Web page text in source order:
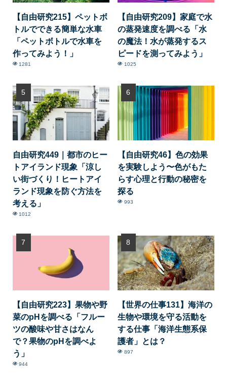
【自由研究215】ペットボ
トルでできる簡単な水車
「ペットボトルで水車を
作ってみよう！」
1281
【自由研究209】家庭で水
の蒸発速度を調べる「水
の魔法！水が蒸発するス
ピードを測ってみよう」
1025
自由研究449｜都市のヒー
トアイランド現象「涼し
い街づくり！ヒートアイ
ランド現象を防ぐ方法を
考える」
1012
【自由研究46】色の効果
を実験しよう〜色がもた
らす心理と行動の秘密を
探る
993
【自由研究223】果物や野
菜のpHを調べる「フルー
ツの酸味や甘さはなん
で？果物のpHを調べよ
う」
944
【世界の仕事131】海洋の
生物や環境を守る活動を
する仕事「海洋生態系保
護者」とは？
897